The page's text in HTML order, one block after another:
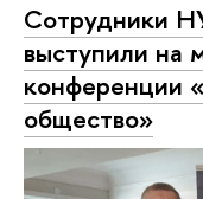
Сотрудники
выступили на
конференции
общество»